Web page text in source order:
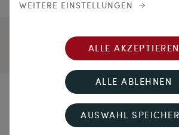
Zwei Stränge
WEITERE EINSTELLUNGEN
ALLE AKZEPTIEREN
ALLE ABLEHNEN
AUSWAHL